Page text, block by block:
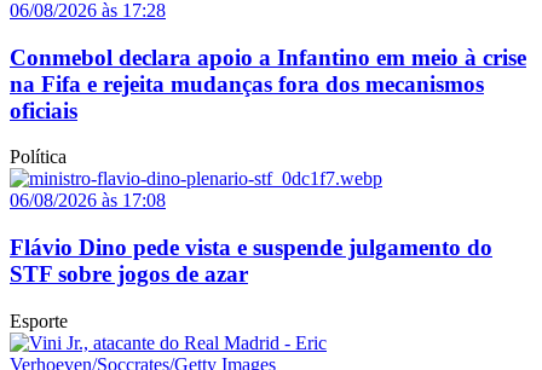
06/08/2026 às 17:28
Conmebol declara apoio a Infantino em meio à crise
na Fifa e rejeita mudanças fora dos mecanismos
oficiais
Política
06/08/2026 às 17:08
Flávio Dino pede vista e suspende julgamento do
STF sobre jogos de azar
Esporte